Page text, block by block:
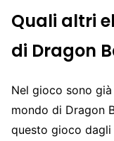
Quali altri
di Dragon
Nel gioco sono
mondo di Dragon
questo gioco